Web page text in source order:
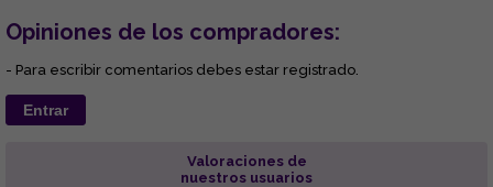
Opiniones de los compradores:
- Para escribir comentarios debes estar registrado.
Entrar
Valoraciones de
nuestros usuarios